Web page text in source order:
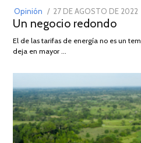
Opinión
POSTED
ON
27 DE AGOSTO DE 2022
Un negocio redondo
El de las tarifas de energía no es un
deja en mayor …